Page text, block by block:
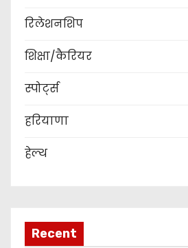
रिलेशनशिप
शिक्षा/कैरियर
स्पोर्ट्स
हरियाणा
हेल्थ
Recent